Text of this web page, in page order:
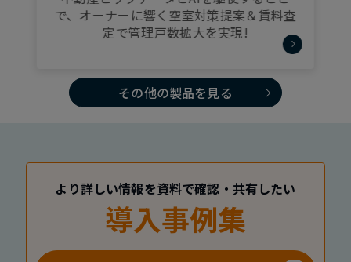
で、オーナーに響く空室対策提案＆賃料査
定で管理戸数拡大を実現!
その他の製品を見る
より詳しい情報を資料で確認・共有したい
導入事例集